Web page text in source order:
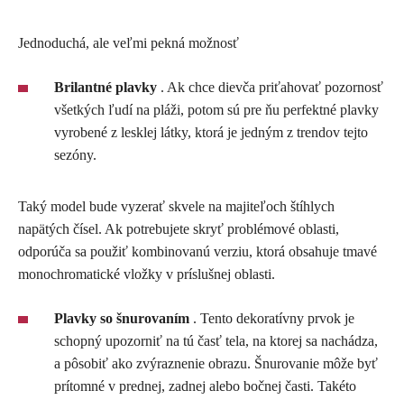
Jednoduchá, ale veľmi pekná možnosť
Brilantné plavky . Ak chce dievča priťahovať pozornosť
všetkých ľudí na pláži, potom sú pre ňu perfektné plavky
vyrobené z lesklej látky, ktorá je jedným z trendov tejto
sezóny.
Taký model bude vyzerať skvele na majiteľoch štíhlych
napätých čísel. Ak potrebujete skryť problémové oblasti,
odporúča sa použiť kombinovanú verziu, ktorá obsahuje tmavé
monochromatické vložky v príslušnej oblasti.
Plavky so šnurovaním . Tento dekoratívny prvok je
schopný upozorniť na tú časť tela, na ktorej sa nachádza,
a pôsobiť ako zvýraznenie obrazu. Šnurovanie môže byť
prítomné v prednej, zadnej alebo bočnej časti. Takéto